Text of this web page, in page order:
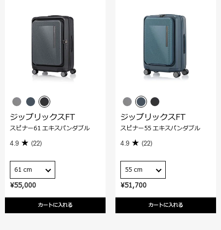
¥55,000
カートに入れる
ジップリックスFT
スピナー61 エキスパンダブル
4.9 (22)
61 cm
¥51,700
カートに入れる
ジップリックスFT
スピナー55 エキスパンダブル
4.9 (22)
55 cm